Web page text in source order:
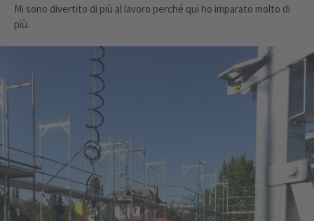
Mi sono divertito di più al lavoro perché qui ho imparato molto di
più.